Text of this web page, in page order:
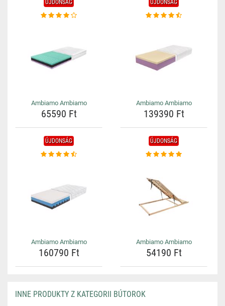
ÚJDONSÁG
Ambiamo Ambiamo
65590 Ft
ÚJDONSÁG
Ambiamo Ambiamo
139390 Ft
ÚJDONSÁG
Ambiamo Ambiamo
160790 Ft
ÚJDONSÁG
Ambiamo Ambiamo
54190 Ft
INNE PRODUKTY Z KATEGORII BÚTOROK